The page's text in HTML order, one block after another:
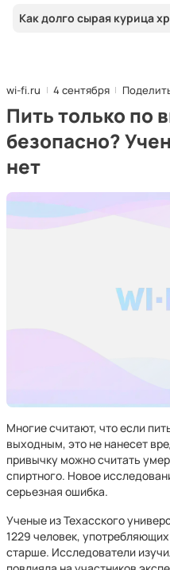
Как долго сырая курица
wi-fi.ru 4 сентября
Пить только по
безопасно?
нет
Многие считают, что если
выходным, это не нанесет
привычку можно считать
спиртного. Новое
серьезная ошибка.
Ученые из Техасского
1229 человек,
старше. Исследователи